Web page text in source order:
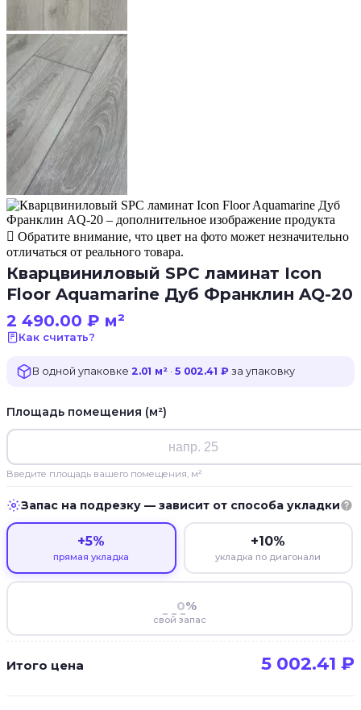
Обратите внимание, что цвет на фото может незначительно
отличаться от реального товара.
Кварцвиниловый SPC ламинат Icon
Floor Aquamarine Дуб Франклин AQ-20
2 490.00 ₽ м²
Как считать?
В одной упаковке 2.01 м² · 5 002.41 ₽ за упаковку
Площадь помещения (м²)
Введите площадь вашего помещения, м²
Запас на подрезку — зависит от способа укладки
+5%
прямая укладка
+10%
укладка по диагонали
%
свой запас
Итого цена 5 002.41 ₽